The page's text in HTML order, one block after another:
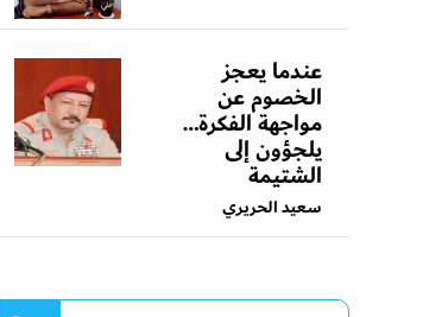
عندما يعجز
الخصوم عن
مواجهة الفكرة…
يلجؤون إلى
الشتيمة
سعيد الحريري